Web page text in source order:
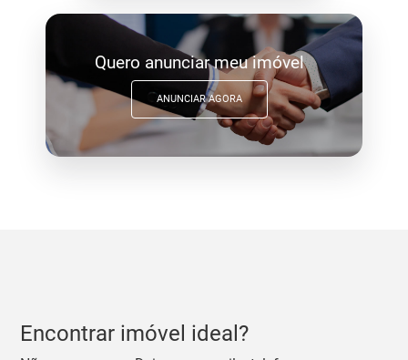
Quero anunciar meu imóvel
ANUNCIAR AGORA
Encontrar imóvel ideal?